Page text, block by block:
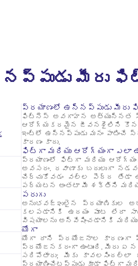
మీరు
ప్రయాణంలో ఉన్నప్పుడు
ఫిట్‌నెస్ అవగాహన అత్యున్నత
ఆరోగ్యకరమైన జీవనశైలిని
ఇంట్లో ఉన్నప్పుడు మనం
కారణం కాదు.
ఫిట్‌గా మరియు ఆరోగ్యంగా ఎలా
ప్రయాణంలో ఫిట్‌గా మరియు
అవసరం. రవాణాకు బదులుగా
చేర్చుకోవడం వల్ల పెద్ద తేడా
పర్యటన అంతటా మీ శక్తిని మరియు
పరుగు
అనుభవజ్ఞులైన ప్రయాణికుల
కలపడానికి ఉదయం పూట లేదా
విషయాలను అన్వేషించడానికి మరియు
యోగా
యోగా దాని ప్రయోజనాల కారణంగా
ప్రయోజనకరంగా ఉంటుంది. మీరు
సరిపోతారు; మీకు
ప్రయాణించేటప్పుడు కూడా ఫిట్‌గా